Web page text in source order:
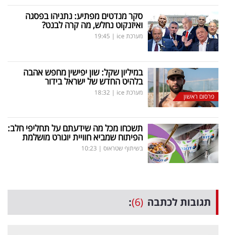
סקר מנדטים מפתיע: נתניהו בפסגה
ואיזנקוט נחלש, מה קרה לבנט?
מערכת ice |
19:45
פרסום ראשון
במיליון שקל: שון יפישין מחפש אהבה
בלהיט החדש של ישראל בידור
מערכת ice |
18:32
תשכחו מכל מה שידעתם על תחליפי חלב:
הפיתוח שמביא חוויית יוגורט מושלמת
בשיתוף שטראוס |
10:23
תגובות לכתבה (6)
: